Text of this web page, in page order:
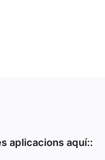
aplicacions aquí::